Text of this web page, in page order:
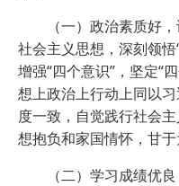
（一）政治素质好
社会主义思想，深刻领
增强“四个意识”，坚定“
想上政治上行动上同以
度一致，自觉践行社会
想抱负和家国情怀，甘于
（二）学习成绩优